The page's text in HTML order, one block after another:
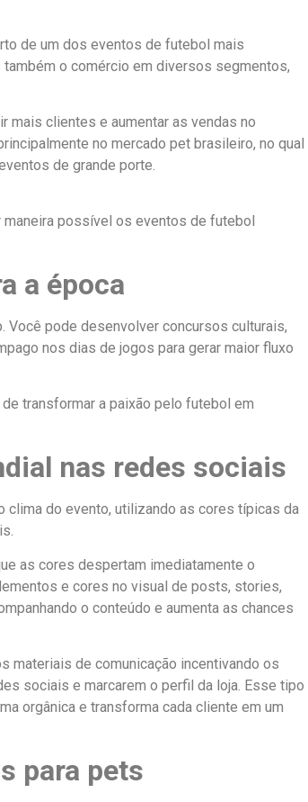
de um dos eventos de futebol mais
o comércio em diversos segmentos,
mais clientes e aumentar as vendas no
no mercado pet brasileiro, no qual
de grande porte.
possível os eventos de futebol
a época
Você pode desenvolver concursos culturais,
nos dias de jogos para gerar maior fluxo
transformar a paixão pelo futebol em
nas redes sociais
clima do evento, utilizando as cores típicas da
as cores despertam imediatamente o
e cores no visual de posts, stories,
o conteúdo e aumenta as chances
materiais de comunicação incentivando os
sociais e marcarem o perfil da loja. Esse tipo
orgânica e transforma cada cliente em um
para pets